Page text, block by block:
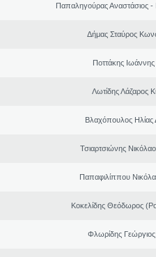
Παπαληγούρας Αναστάσιος -
Δήμας Σταύρος
Ποττάκης
Λωτίδης Λάζαρος
Βλαχόπουλος Ηλίας
Τσιαρτσιώνης
Παπαφιλίππου
Κοκελίδης Θεόδωρος
Φλωρίδης Γεώργιος